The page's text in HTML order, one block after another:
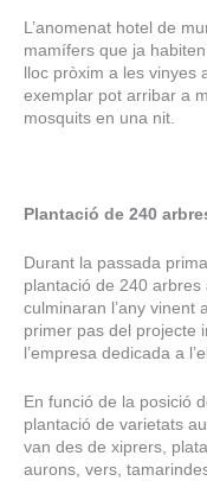
L’anomenat hotel de
mamífers que ja
lloc pròxim a les vinyes
exemplar pot arribar a
mosquits en una nit.
Plantació de 240
Durant la passada
plantació de 240
culminaran l’any vinent
primer pas del projecte
l’empresa dedicada a
En funció de la posició
plantació de varietats
van des de xiprers,
aurons, vers,